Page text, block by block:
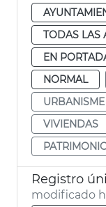
TODAS LAS
EN
NORMAL
URBANISME
VIVIENDAS
modificado